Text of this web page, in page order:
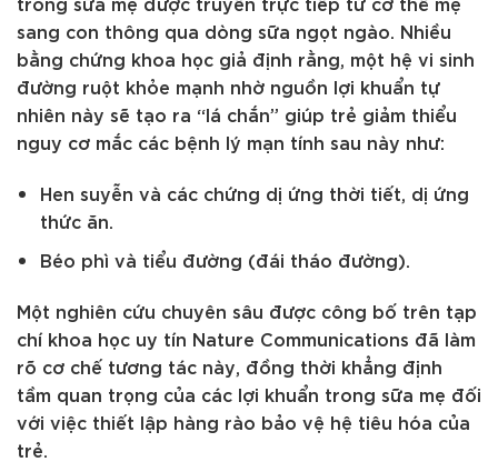
sang con thông qua dòng sữa ngọt ngào. Nhiều
bằng chứng khoa học giả định rằng, một hệ vi sinh
đường ruột khỏe mạnh nhờ nguồn lợi khuẩn tự
nhiên này sẽ tạo ra “lá chắn” giúp trẻ giảm thiểu
nguy cơ mắc các bệnh lý mạn tính sau này như:
Hen suyễn và các chứng dị ứng thời tiết, dị ứng
thức ăn.
Béo phì và tiểu đường (đái tháo đường).
Một nghiên cứu chuyên sâu được công bố trên tạp
chí khoa học uy tín Nature Communications đã làm
rõ cơ chế tương tác này, đồng thời khẳng định
tầm quan trọng của các lợi khuẩn trong sữa mẹ đối
với việc thiết lập hàng rào bảo vệ hệ tiêu hóa của
trẻ.